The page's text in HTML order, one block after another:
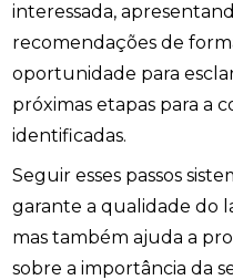
interessada,
recomendações de
oportunidade para
próximas etapas para a
identificadas.
Seguir esses passos
garante a qualidade do
mas também ajuda a
sobre a importância da